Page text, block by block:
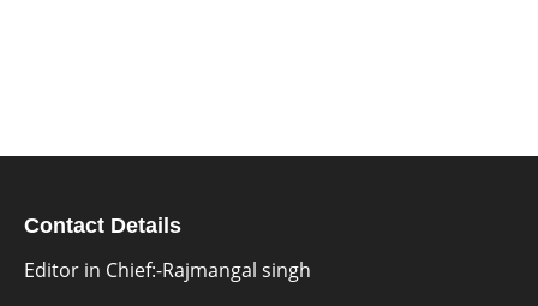
Contact Details
Editor in Chief:-Rajmangal singh